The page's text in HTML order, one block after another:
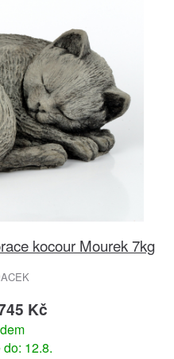
kocour Mourek 7kg
Kč
12.8.